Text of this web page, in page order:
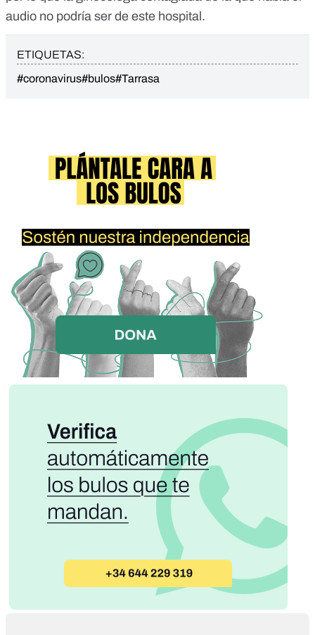
audio no podría ser de este hospital.
ETIQUETAS:
#coronavirus#bulos#Tarrasa